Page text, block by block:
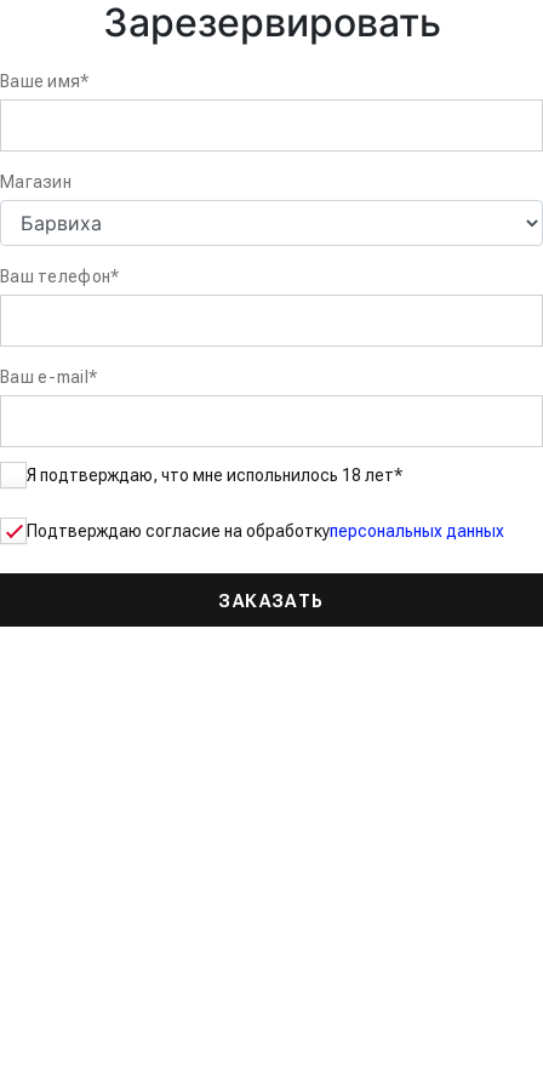
Зарезервировать
Ваше имя*
Магазин
Ваш телефон*
Ваш e-mail *
Я подтверждаю, что мне испольнилось 18 лет*
Подтверждаю согласие на обработкуперсональных данных
ЗАКАЗАТЬ